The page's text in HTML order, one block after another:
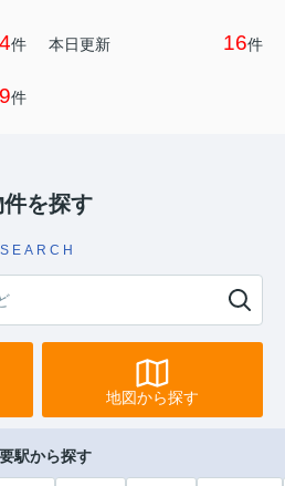
件 本日更新 16件
件
件を探す
SEARCH
地図から探す
駅から探す